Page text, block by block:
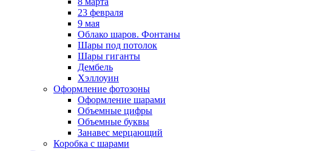
23 февраля
9 мая
Облако шаров. Фонтаны
Шары под потолок
Шары гиганты
Дембель
Хэллоуин
Оформление фотозоны
Оформление шарами
Объемные цифры
Объемные буквы
Занавес мерцающий
Коробка с шарами